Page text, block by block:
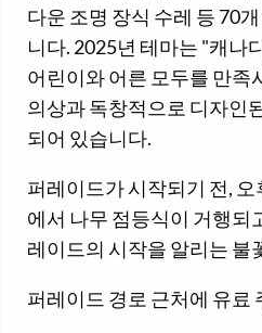
다운 조명 장식 수레 등 70
니다. 2025년 테마는 "캐나
어린이와 어른 모두를 만족
의상과 독창적으로 디자인
되어 있습니다.
퍼레이드가 시작되기 전,
에서 나무 점등식이 거행되
레이드의 시작을 알리는 불
퍼레이드 경로 근처에 유료